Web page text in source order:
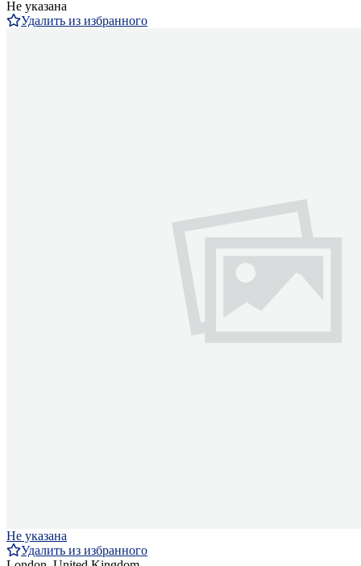
Не указана
Удалить из избранного
Не указана
Удалить из избранного